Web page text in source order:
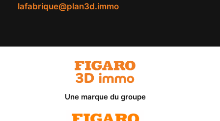
lafabrique@plan3d.immo
Une marque du groupe